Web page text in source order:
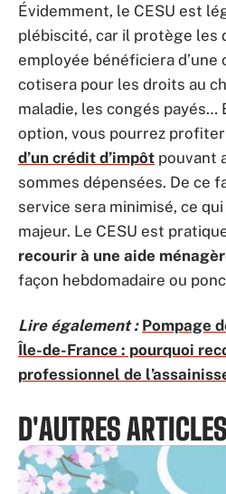
Évidemment, le CESU est
plébiscité, car il protège les
employée bénéficiera
cotisera pour les droits au
maladie, les congés payés…
option, vous pourrez profiter
d’un crédit d’impôt pouvant
sommes dépensées. De ce
service sera minimisé, ce
majeur. Le CESU est
recourir à une aide
façon hebdomadaire ou
Lire également : Pompage
Île-de-France : pourquoi
professionnel de
D'AUTRES ARTICLES